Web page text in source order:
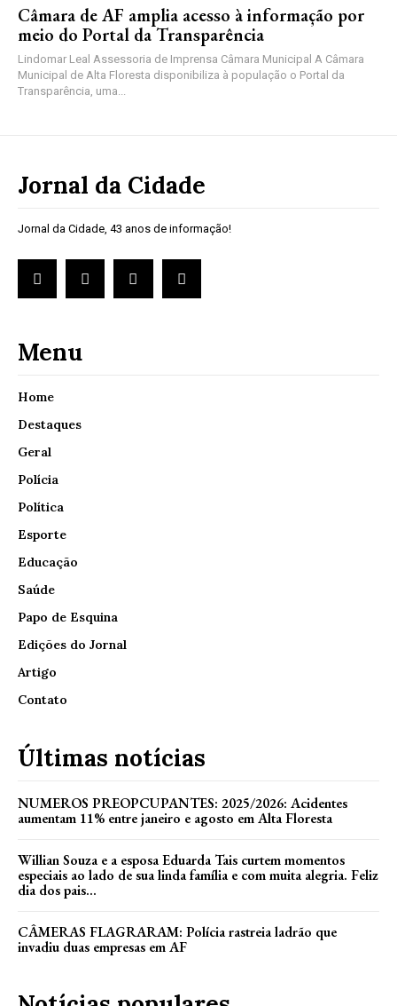
Câmara de AF amplia acesso à informação por
meio do Portal da Transparência
Lindomar Leal Assessoria de Imprensa Câmara Municipal A Câmara
Municipal de Alta Floresta disponibiliza à população o Portal da
Transparência, uma...
Jornal da Cidade
Jornal da Cidade, 43 anos de informação!
Menu
Home
Destaques
Geral
Polícia
Política
Esporte
Educação
Saúde
Papo de Esquina
Edições do Jornal
Artigo
Contato
Últimas notícias
NUMEROS PREOPCUPANTES: 2025/2026: Acidentes
aumentam 11% entre janeiro e agosto em Alta Floresta
Willian Souza e a esposa Eduarda Tais curtem momentos
especiais ao lado de sua linda família e com muita alegria. Feliz
dia dos pais...
CÂMERAS FLAGRARAM: Polícia rastreia ladrão que
invadiu duas empresas em AF